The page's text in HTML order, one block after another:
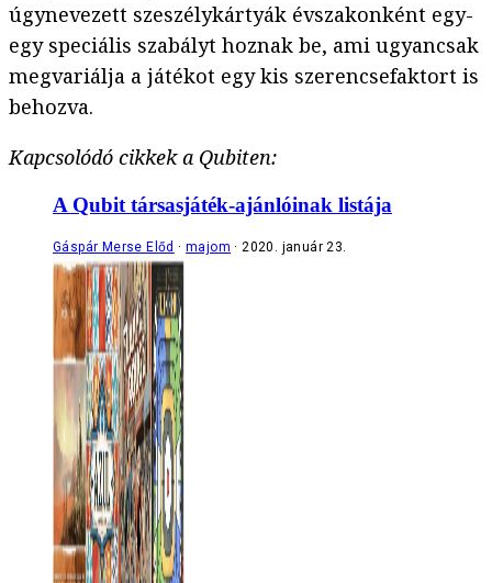
úgynevezett szeszélykártyák évszakonként egy-
egy speciális szabályt hoznak be, ami ugyancsak
megvariálja a játékot egy kis szerencsefaktort is
behozva.
Kapcsolódó cikkek a Qubiten:
A Qubit társasjáték-ajánlóinak listája
Gáspár Merse Előd majom 2020. január 23.